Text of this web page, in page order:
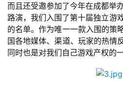
手
机
游
戏
而且还受邀参加了今年在成都举
路演，我们入围了第十届独立游
的名单。作为唯一一款入围的策
国各地媒体、渠道、玩家的热情
同时也是对我们自己游戏产权的